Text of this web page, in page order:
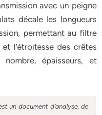
avec un peigne
décale les longueurs
permettant au filtre
l’étroitesse des crêtes
épaisseurs, et
un document d’analyse, de